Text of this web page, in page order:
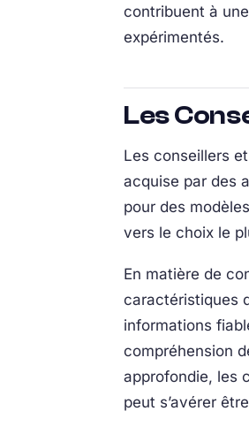
contribuent à
expérimentés.
Les
Les conseillers
acquise par des
pour des
vers le choix le
En matière de
caractéristiques
informations
compréhension
approfondie, les
peut s’avérer